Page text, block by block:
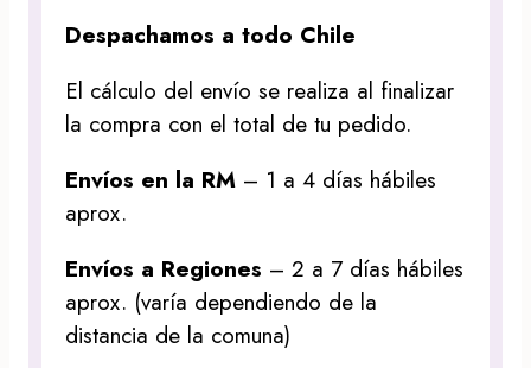
Despachamos a todo Chile
El cálculo del envío se realiza al finalizar
la compra con el total de tu pedido.
Envíos en la RM – 1 a 4 días hábiles
aprox.
Envíos a Regiones – 2 a 7 días hábiles
aprox. (varía dependiendo de la
distancia de la comuna)